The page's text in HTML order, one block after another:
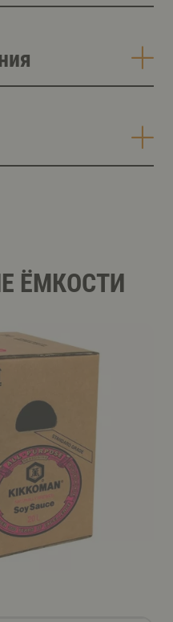
ЁМКОСТИ